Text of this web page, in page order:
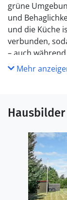
grüne
und
und die Küche
verbunden,
– auch
erlebnisreichen
einem guten
Das
Grundstück,
genießen
und Spaß ein
oder einfach
außerdem
Mehr
Hausbilder